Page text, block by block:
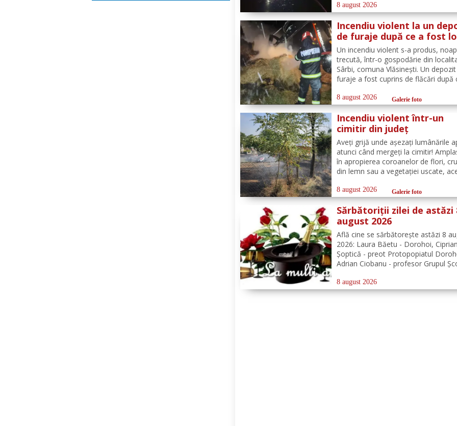
pe carosabil. Pentru evacuarea apei,
pompierii militari din cadrul
Detașamentului Botoșani au...
8 august 2026
Incendiu violent la un
de furaje după ce a fost
de trăsnet
Un incendiu violent s-a produs,
trecută, într-o gospodărie din
Sârbi, comuna Vlăsinești. Un
furaje a fost cuprins de flăcări după
puțin după ora 22:00. La caz s-au
deplasat, în cel mai scurt timp,
din cadrul...
8 august 2026 Galerie foto
Incendiu violent într-un
cimitir din județ
Aveți grijă unde așezați lumânările
atunci când mergeți la cimitir!
în apropierea coroanelor de flori,
din lemn sau a vegetației uscate,
Un astfel de eveniment s-a produs
cimitirul din localitatea Ichimeni,
8 august 2026 Galerie foto
Sărbătoriții zilei de astăzi
august 2026
Află cine se sărbătoreşte astăzi 8
2026: Laura Băetu - Dorohoi, Ciprian
Șoptică - preot Protopopiatul
Adrian Ciobanu - profesor Grupul
Bompa - medic de familie comuna
Câmpului. Redacția Dorohoi News
8 august 2026